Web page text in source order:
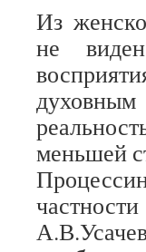
Из
не
меньшей